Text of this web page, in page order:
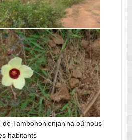
de Tambohonienjanina où nous
habitants